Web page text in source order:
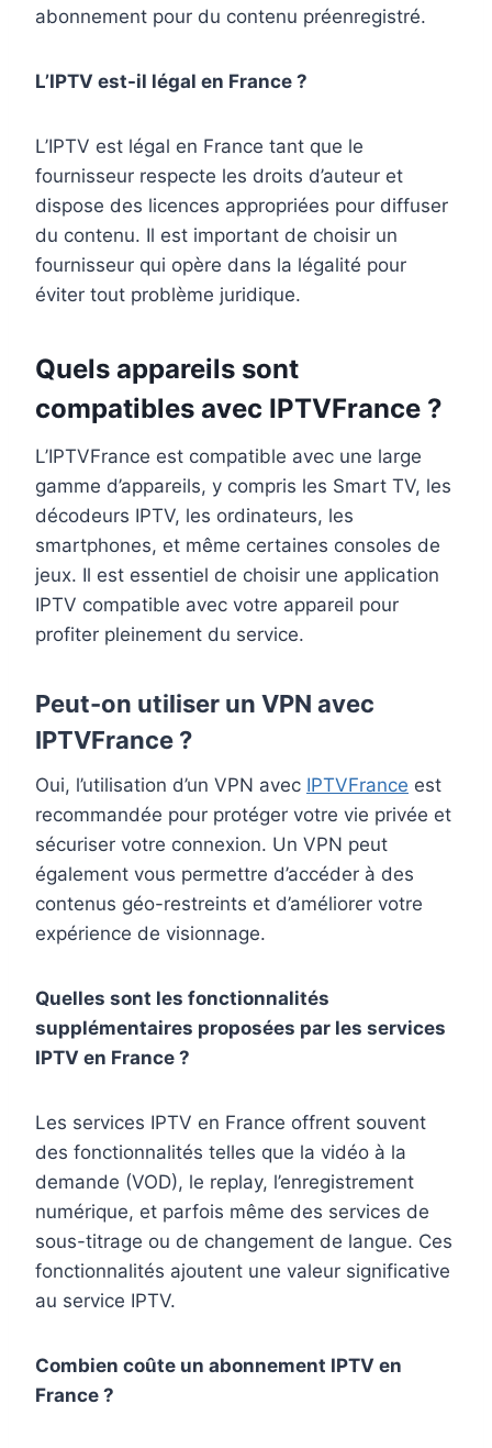
abonnement pour du contenu préenregistré.
L’IPTV est-il légal en France ?
L’IPTV est légal en France tant que le
fournisseur respecte les droits d’auteur et
dispose des licences appropriées pour diffuser
du contenu. Il est important de choisir un
fournisseur qui opère dans la légalité pour
éviter tout problème juridique.
Quels appareils sont
compatibles avec IPTVFrance ?
L’IPTVFrance est compatible avec une large
gamme d’appareils, y compris les Smart TV, les
décodeurs IPTV, les ordinateurs, les
smartphones, et même certaines consoles de
jeux. Il est essentiel de choisir une application
IPTV compatible avec votre appareil pour
profiter pleinement du service.
Peut-on utiliser un VPN avec
IPTVFrance ?
Oui, l’utilisation d’un VPN avec IPTVFrance est
recommandée pour protéger votre vie privée et
sécuriser votre connexion. Un VPN peut
également vous permettre d’accéder à des
contenus géo-restreints et d’améliorer votre
expérience de visionnage.
Quelles sont les fonctionnalités
supplémentaires proposées par les services
IPTV en France ?
Les services IPTV en France offrent souvent
des fonctionnalités telles que la vidéo à la
demande (VOD), le replay, l’enregistrement
numérique, et parfois même des services de
sous-titrage ou de changement de langue. Ces
fonctionnalités ajoutent une valeur significative
au service IPTV.
Combien coûte un abonnement IPTV en
France ?